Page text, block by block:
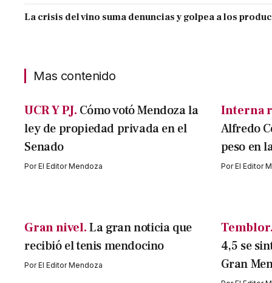
La crisis del vino suma denuncias y golpea a los
Mas contenido
UCR Y PJ. Cómo votó Mendoza la
ley de propiedad privada en el
Senado
PorEl Editor Mendoza
Interna
Alfredo
peso en
PorEl Editor
Gran nivel. La gran noticia que
recibió el tenis mendocino
PorEl Editor Mendoza
Temblor.
4,5 se
Gran